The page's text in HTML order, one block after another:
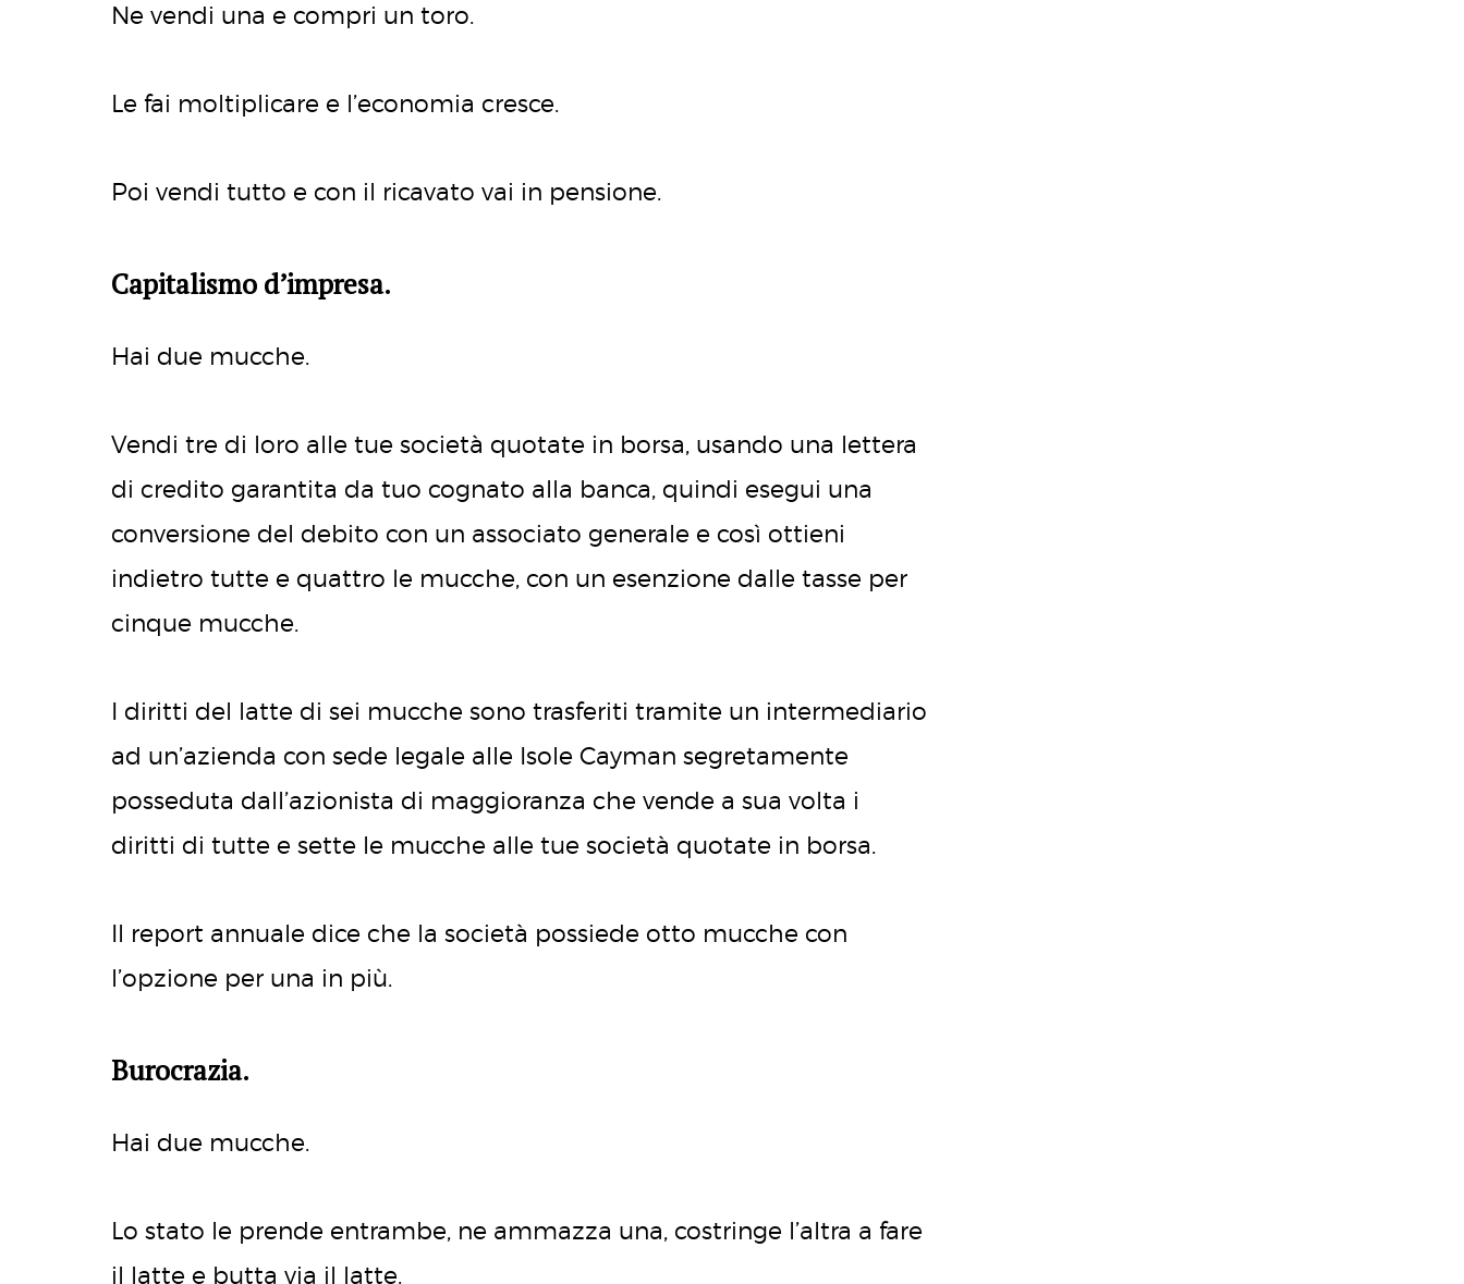
Ne vendi una e compri un toro.
Le fai moltiplicare e l’economia cresce.
Poi vendi tutto e con il ricavato vai in pensione.
Capitalismo d’impresa.
Hai due mucche.
Vendi tre di loro alle tue società quotate in borsa, usando una lettera
di credito garantita da tuo cognato alla banca, quindi esegui una
conversione del debito con un associato generale e così ottieni
indietro tutte e quattro le mucche, con un esenzione dalle tasse per
cinque mucche.
I diritti del latte di sei mucche sono trasferiti tramite un intermediario
ad un’azienda con sede legale alle Isole Cayman segretamente
posseduta dall’azionista di maggioranza che vende a sua volta i
diritti di tutte e sette le mucche alle tue società quotate in borsa.
Il report annuale dice che la società possiede otto mucche con
l’opzione per una in più.
Burocrazia.
Hai due mucche.
Lo stato le prende entrambe, ne ammazza una, costringe l’altra a fare
il latte e butta via il latte.